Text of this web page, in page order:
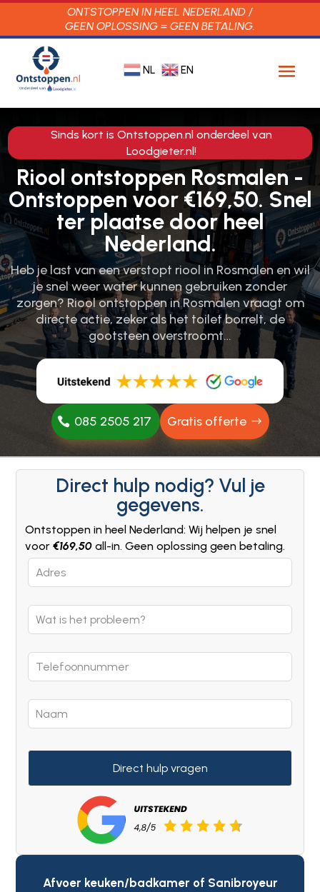
ONTSTOPPEN IN HEEL NEDERLAND /
GEEN OPLOSSING = GEEN BETALING.
NL EN
Sinds kort is Ontstoppen.nl onderdeel van
Loodgieter.nl!
Riool ontstoppen Rosmalen -
Ontstoppen voor €169,50. Snel
ter plaatse door heel
Nederland.
Heb je last van een verstopt riool in Rosmalen en wil
je snel weer water kunnen gebruiken zonder
zorgen? Riool ontstoppen in Rosmalen vraagt om
directe actie, zeker als het toilet borrelt, de
gootsteen overstroomt…
085 2505 217 Gratis offerte
Direct hulp nodig? Vul je
gegevens.
Ontstoppen in heel Nederland: Wij helpen je snel
voor€169,50 all-in. Geen oplossing geen betaling.
Leave
this
blank
Direct hulp vragen
Afvoer keuken/badkamer of Sanibroyeur